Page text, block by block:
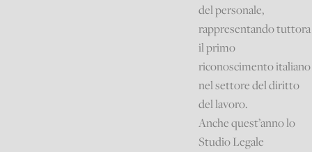
del personale,
rappresentando tuttora
il primo
riconoscimento italiano
nel settore del diritto
del lavoro.
Anche quest’anno lo
Studio Legale